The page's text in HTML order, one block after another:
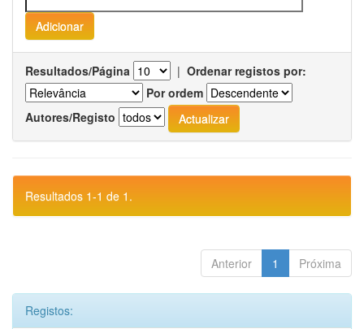
Resultados/Página | Ordenar registos por:
Por ordem
Autores/Registo
Resultados 1-1 de 1.
Anterior 1 Próxima
Registos: